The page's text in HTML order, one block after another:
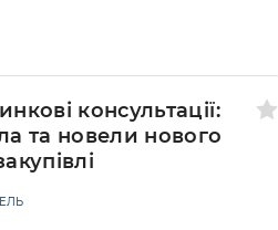
консультації:
та новели нового